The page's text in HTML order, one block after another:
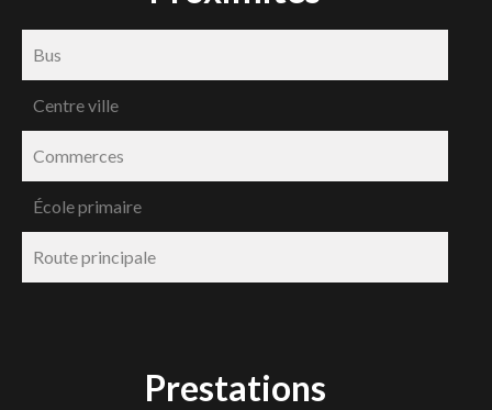
Bus
Centre ville
Commerces
École primaire
Route principale
Prestations